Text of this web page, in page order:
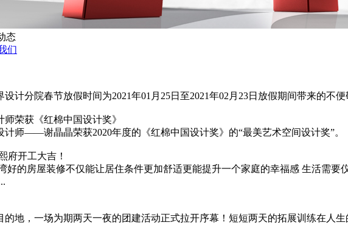
态
们
计分院春节放假时间为2021年01月25日至2021年02月23日放假期间带来的不
荣获《红棉中国设计奖》
师——谢晶晶荣获2020年度的《红棉中国设计奖》的“最美艺术空间设计奖”
府开工大吉！
好的房屋装修不仅能让居住条件更加舒适更能提升一个家庭的幸福感 生活需
的地，一场为期两天一夜的团建活动正式拉开序幕！短短两天的拓展训练在人